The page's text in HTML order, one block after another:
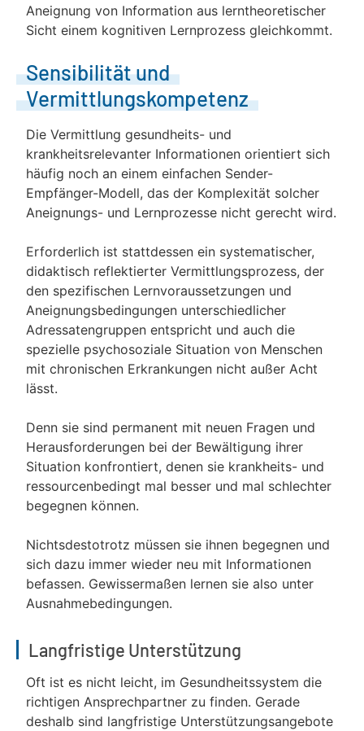
Aneignung von Information aus lerntheoretischer
Sicht einem kognitiven Lernprozess gleichkommt.
Sensibilität und
Vermittlungskompetenz
Die Vermittlung gesundheits- und
krankheitsrelevanter Informationen orientiert sich
häufig noch an einem einfachen Sender-
Empfänger-Modell, das der Komplexität solcher
Aneignungs- und Lernprozesse nicht gerecht wird.
Erforderlich ist stattdessen ein systematischer,
didaktisch reflektierter Vermittlungsprozess, der
den spezifischen Lernvoraussetzungen und
Aneignungsbedingungen unterschiedlicher
Adressatengruppen entspricht und auch die
spezielle psychosoziale Situation von Menschen
mit chronischen Erkrankungen nicht außer Acht
lässt.
Denn sie sind permanent mit neuen Fragen und
Herausforderungen bei der Bewältigung ihrer
Situation konfrontiert, denen sie krankheits- und
ressourcenbedingt mal besser und mal schlechter
begegnen können.
Nichtsdestotrotz müssen sie ihnen begegnen und
sich dazu immer wieder neu mit Informationen
befassen. Gewissermaßen lernen sie also unter
Ausnahmebedingungen.
Langfristige Unterstützung
Oft ist es nicht leicht, im Gesundheitssystem die
richtigen Ansprechpartner zu finden. Gerade
deshalb sind langfristige Unterstützungsangebote